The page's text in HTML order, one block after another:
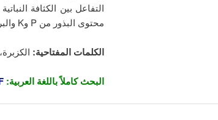
التفاعل بين الكثافة النباتية 13.00 نبات/م
محتوى البذور من P وK والبروتين، ومحتوى المجموع الخضري من عنصر البوتاسيوم.
الكلمات المفتاحية:
البحث كاملاً باللغة العربية: